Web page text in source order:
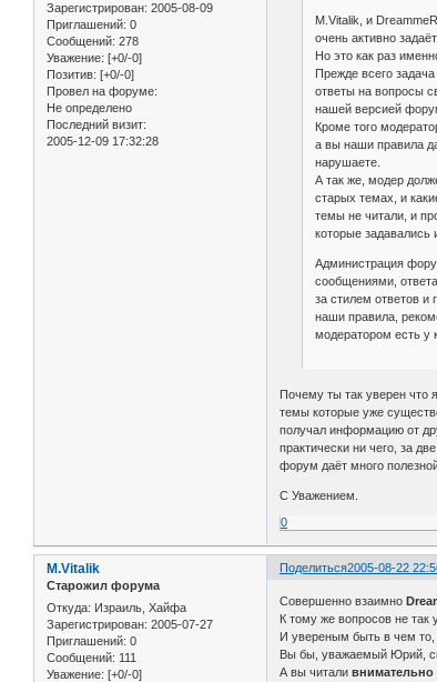
Зарегистрирован: 2005-08-09
Приглашений: 0
Сообщений: 278
Уважение: [+0/-0]
Позитив: [+0/-0]
Провел на форуме:
Не определено
Последний визит:
2005-12-09 17:32:28
M.Vitalik, и
очень активно
Но это как раз
Прежде всего
ответы на вопросы
нашей версией
Кроме того
а вы наши правила
нарушаете.
А так же, модер
старых темах, и
темы не читали, и
которые задавались
Администрация
сообщениями,
за стилем ответов и
наши правила,
модератором есть у
Почему ты так уверен что
темы которые уже
получал информацию от
практически ни чего, за
форум даёт много
С Уважением.
0
Поделиться2005-08-22
M.Vitalik
Старожил форума
Откуда: Израиль, Хайфа
Зарегистрирован: 2005-07-27
Приглашений: 0
Сообщений: 111
Уважение: [+0/-0]
Совершенно взаимно
К тому же вопросов не так
И увереным быть в чем то,
Вы бы, уважаемый Юрий,
А вы читаливнимательно